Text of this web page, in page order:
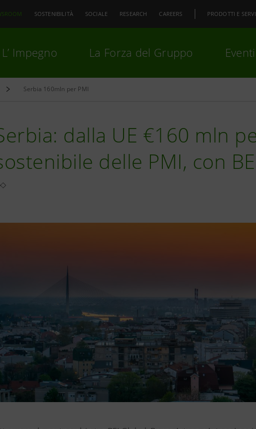
SOSTENIBILITÀ SOCIALE RESEARCH CAREERS PRODOTTI E
L’ Impegno La Forza del Gruppo
Serbia 160mln per PMI
dalla UE €160 mln
delle PMI, con